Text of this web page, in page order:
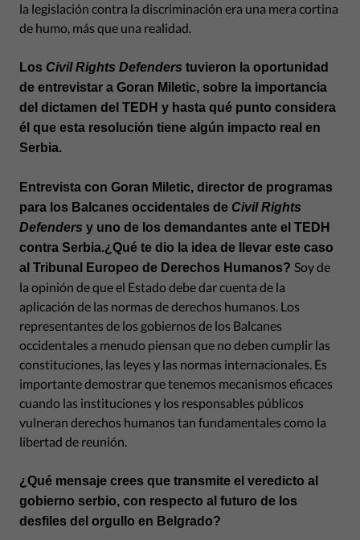
la legislación contra la discriminación era una mera cortina
de humo, más que una realidad.
Los Civil Rights Defenders tuvieron la oportunidad
de entrevistar a Goran Miletic, sobre la importancia
del dictamen del TEDH y hasta qué punto considera
él que esta resolución tiene algún impacto real en
Serbia.
Entrevista con Goran Miletic, director de programas
para los Balcanes occidentales de Civil Rights
Defenders y uno de los demandantes ante el TEDH
contra Serbia.¿Qué te dio la idea de llevar este caso
al Tribunal Europeo de Derechos Humanos? Soy de
la opinión de que el Estado debe dar cuenta de la
aplicación de las normas de derechos humanos. Los
representantes de los gobiernos de los Balcanes
occidentales a menudo piensan que no deben cumplir las
constituciones, las leyes y las normas internacionales. Es
importante demostrar que tenemos mecanismos eficaces
cuando las instituciones y los responsables públicos
vulneran derechos humanos tan fundamentales como la
libertad de reunión.
¿Qué mensaje crees que transmite el veredicto al
gobierno serbio, con respecto al futuro de los
desfiles del orgullo en Belgrado?